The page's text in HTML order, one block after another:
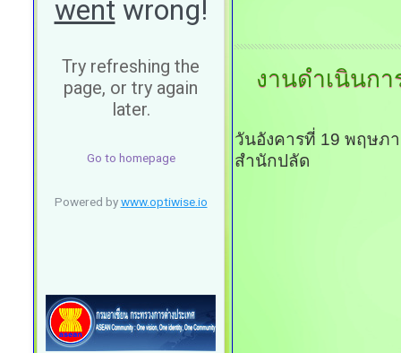
งานดำเนินกา
วันอังคารที่ 19 พฤษภ
สำนักปลัด